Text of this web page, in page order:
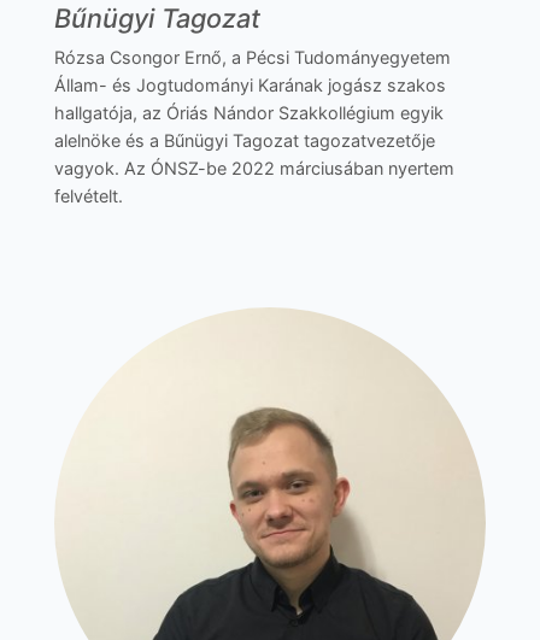
Bűnügyi Tagozat
Rózsa Csongor Ernő, a Pécsi Tudományegyetem
Állam- és Jogtudományi Karának jogász szakos
hallgatója, az Óriás Nándor Szakkollégium egyik
alelnöke és a Bűnügyi Tagozat tagozatvezetője
vagyok. Az ÓNSZ-be 2022 márciusában nyertem
felvételt.